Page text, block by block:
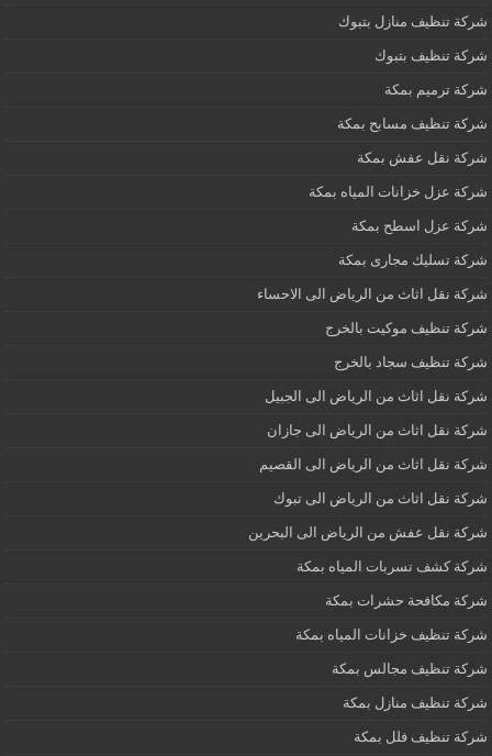
شركة تنظيف منازل بتبوك
شركة تنظيف بتبوك
شركة ترميم بمكة
شركة تنظيف مسابح بمكة
شركة نقل عفش بمكة
شركة عزل خزانات المياه بمكة
شركة عزل اسطح بمكة
شركة تسليك مجارى بمكة
شركة نقل اثاث من الرياض الى الاحساء
شركة تنظيف موكيت بالخرج
شركة تنظيف سجاد بالخرج
شركة نقل اثاث من الرياض الى الجبيل
شركة نقل اثاث من الرياض الى جازان
شركة نقل اثاث من الرياض الى القصيم
شركة نقل اثاث من الرياض الى تبوك
شركة نقل عفش من الرياض الى البحرين
شركة كشف تسربات المياه بمكة
شركة مكافحة حشرات بمكة
شركة تنظيف خزانات المياه بمكة
شركة تنظيف مجالس بمكة
شركة تنظيف منازل بمكة
شركة تنظيف فلل بمكة